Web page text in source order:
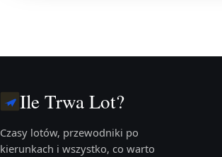
Ile Trwa Lot?
Czasy lotów, przewodniki po
kierunkach i wszystko, co warto